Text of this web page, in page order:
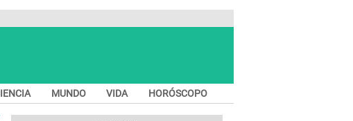
MUNDO VIDA HORÓSCOPO